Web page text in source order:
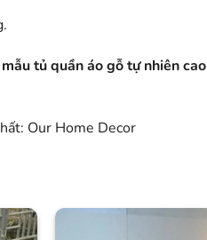
tủ quần áo gỗ tự nhiên
Our Home Decor